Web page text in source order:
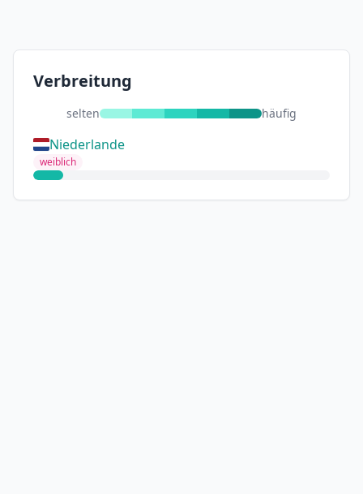
Verbreitung
selten häufig
Niederlande
weiblich